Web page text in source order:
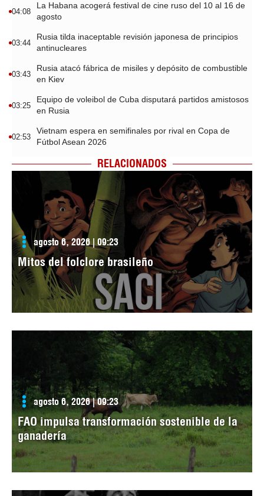
04:08
La Habana acogerá festival de cine ruso del 10 al 16 de
agosto
03:44
Rusia tilda inaceptable revisión japonesa de principios
antinucleares
03:43
Rusia atacó fábrica de misiles y depósito de combustible
en Kiev
03:25
Equipo de voleibol de Cuba disputará partidos amistosos
en Rusia
02:53
Vietnam espera en semifinales por rival en Copa de
Fútbol Asean 2026
RELACIONADOS
agosto 6, 2026 | 09:23
Mitos del folclore brasileño
agosto 6, 2026 | 09:23
FAO impulsa transformación sostenible de la
ganadería